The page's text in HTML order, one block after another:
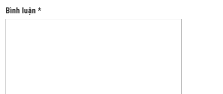
Bình luận*